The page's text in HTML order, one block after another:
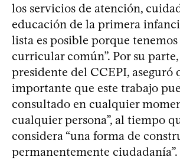
los servicios de atención,
educación de la primera
lista es posible porque
curricular común”. Por su
presidente del CCEPI, aseguró
importante que este trabajo
consultado en cualquier
cualquier persona”, al tiempo
considera “una forma de
permanentemente ciudadanía”.